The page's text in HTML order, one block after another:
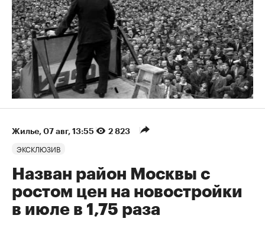
Жилье 07 авг, 13:55 2 823
ЭКСКЛЮЗИВ
Назван район Москвы с
ростом цен на новостройки
в июле в 1,75 раза